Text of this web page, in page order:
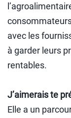
avec les
à garder leurs
rentables.
J’aimerais te
Elle a un